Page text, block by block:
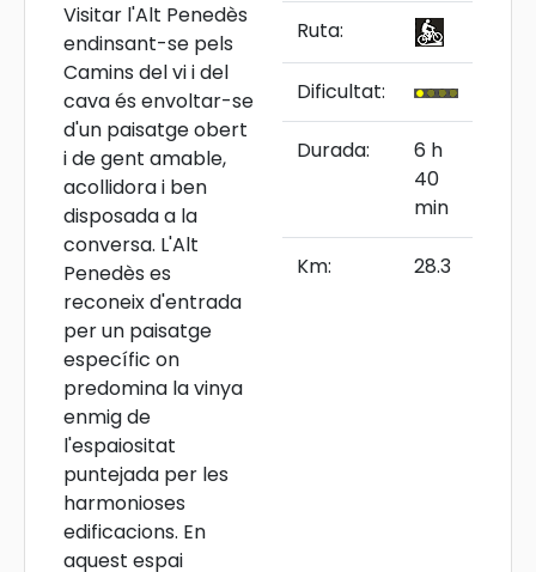
Visitar l'Alt Penedès
endinsant-se pels
Camins del vi i del
cava és envoltar-se
d'un paisatge obert
i de gent amable,
acollidora i ben
disposada a la
conversa. L'Alt
Penedès es
reconeix d'entrada
per un paisatge
específic on
predomina la vinya
enmig de
l'espaiositat
puntejada per les
harmonioses
edificacions. En
aquest espai
Ruta:
Dificultat:
Durada:
6 h
40
min
Km: 28.3